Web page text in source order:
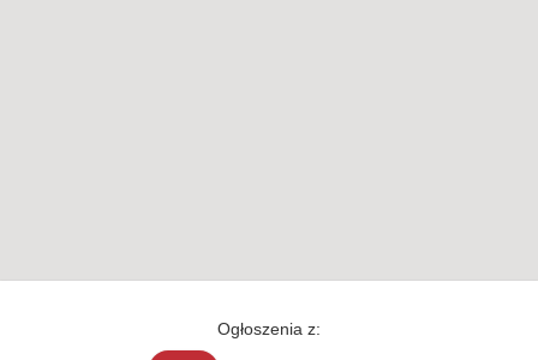
Ogłoszenia z: